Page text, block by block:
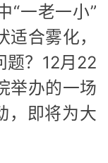
“一老一小”
合雾化，
题？12月22
举办的一场
，即将为大